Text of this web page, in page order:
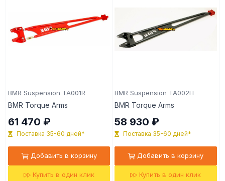
BMR Suspension TA001R
BMR Torque Arms
61 470 ₽
Поставка 35-60 дней*
Добавить в корзину
Купить в один клик
BMR Suspension TA002H
BMR Torque Arms
58 930 ₽
Поставка 35-60 дней*
Добавить в корзину
Купить в один клик